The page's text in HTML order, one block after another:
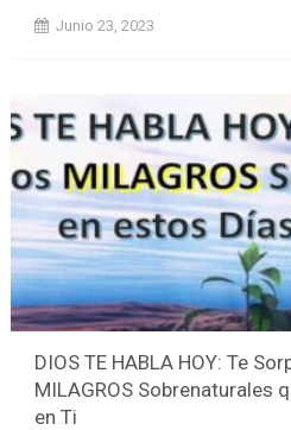
Junio 23, 2023
DIOS TE HABLA HOY: Te
MILAGROS Sobrenaturales
en Ti